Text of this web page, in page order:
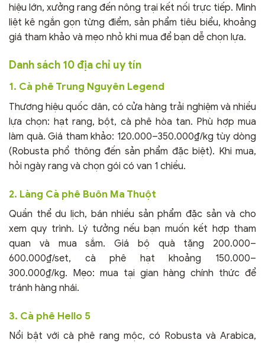
hiệu lớn, xưởng rang đến nông trại kết nối trực tiếp. Mình
liệt kê ngắn gọn từng điểm, sản phẩm tiêu biểu, khoảng
giá tham khảo và mẹo nhỏ khi mua để bạn dễ chọn lựa.
Danh sách 10 địa chỉ uy tín
1. Cà phê Trung Nguyên Legend
Thương hiệu quốc dân, có cửa hàng trải nghiệm và nhiều
lựa chọn: hạt rang, bột, cà phê hòa tan. Phù hợp mua
làm quà. Giá tham khảo: 120.000–350.000₫/kg tùy dòng
(Robusta phổ thông đến sản phẩm đặc biệt). Khi mua,
hỏi ngày rang và chọn gói có van 1 chiều.
2. Làng Cà phê Buôn Ma Thuột
Quần thể du lịch, bán nhiều sản phẩm đặc sản và cho
xem quy trình. Lý tưởng nếu bạn muốn kết hợp tham
quan và mua sắm. Giá bộ quà tặng 200.000–
600.000₫/set, cà phê hạt khoảng 150.000–
300.000₫/kg. Mẹo: mua tại gian hàng chính thức để
tránh hàng nhái.
3. Cà phê Hello 5
Nổi bật với cà phê rang mộc, có Robusta và Arabica,